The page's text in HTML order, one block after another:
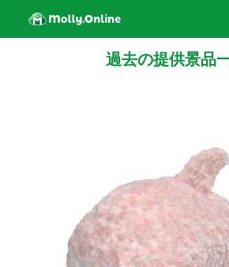
過去の提供景品